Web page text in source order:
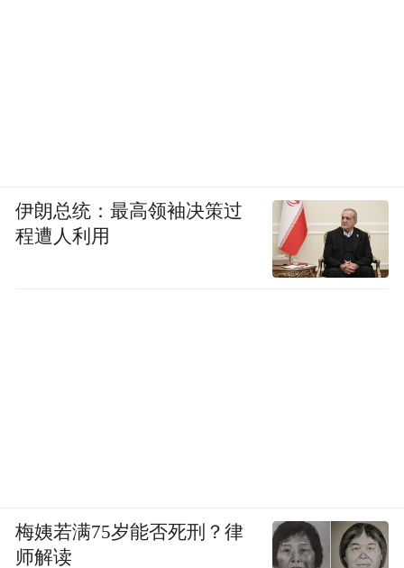
伊朗总统：最高领袖决策过
程遭人利用
梅姨若满75岁能否死刑？律
师解读